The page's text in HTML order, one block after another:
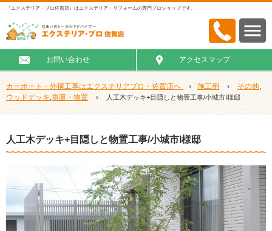
『エクステリア・プロ佐賀店』はエクステリア・リフォームの専門プロショップです。
お問い合わせ アクセスマップ
カーポート・外構工事はエクステリアプロ・佐賀店へ › 施工例 › その他
ウッドデッキ 車庫・物置 › 人工木デッキ+目隠しと物置工事/小城市I様邸
人工木デッキ+目隠しと物置工事/小城市I様邸